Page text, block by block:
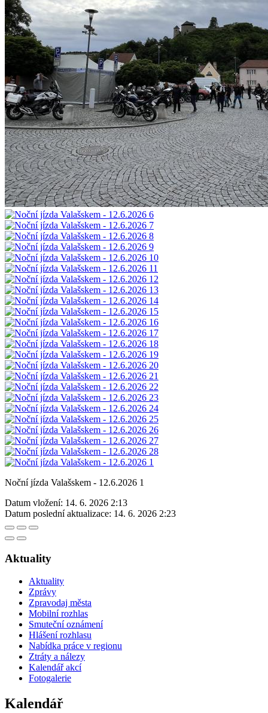
Noční jízda Valašskem - 12.6.2026 1
Datum vložení: 14. 6. 2026 2:13
Datum poslední aktualizace: 14. 6. 2026 2:23
Aktuality
Aktuality
Zprávy
Zpravodaj města
Mobilní rozhlas
Smuteční oznámení
Hlášení rozhlasu
Nabídka práce v regionu
Ztráty a nálezy
Kalendář akcí
Fotogalerie
Kalendář